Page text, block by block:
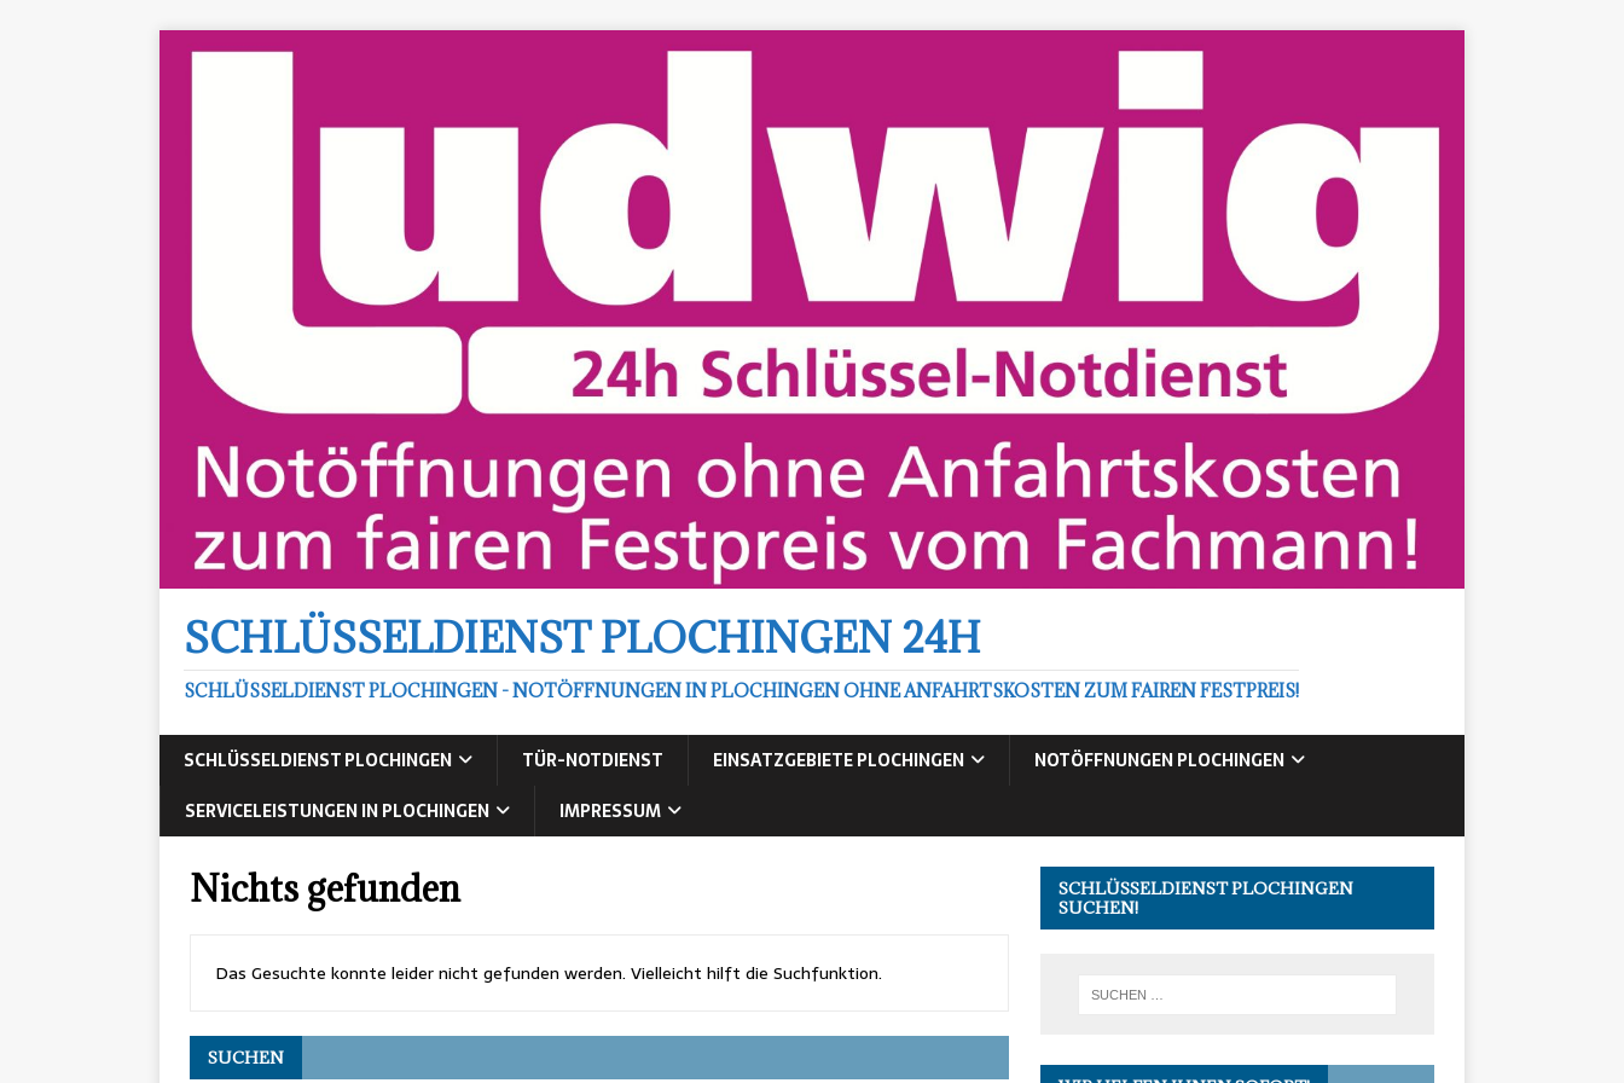
SCHLÜSSELDIENST PLOCHINGEN 24H
SCHLÜSSELDIENST PLOCHINGEN - NOTÖFFNUNGEN IN PLOCHINGEN OHNE ANFAHRTSKOSTEN ZUM FAIREN FESTPREIS!
SCHLÜSSELDIENST PLOCHINGEN TÜR-NOTDIENST EINSATZGEBIETE PLOCHINGEN
NOTÖFFNUNGEN PLOCHINGEN
SERVICELEISTUNGEN IN PLOCHINGEN
IMPRESSUM
Nichts gefunden
Das Gesuchte konnte leider nicht gefunden werden. Vielleicht hilft die Suchfunktion.
SUCHEN
SCHLÜSSELDIENST PLOCHINGEN
SUCHEN!